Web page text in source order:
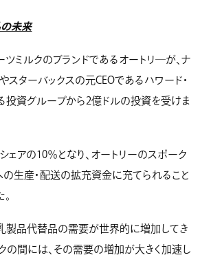
未来
ツミルクのブランドであるオートリ―が、ナ
スターバックスの元CEOであるハワード・
投資グループから2億ドルの投資を受けま
ェアの10％となり、オートリーのスポーク
の生産・配送の拡充資金に充てられること
製品代替品の需要が世界的に増加してき
の間には、その需要の増加が大きく加速し